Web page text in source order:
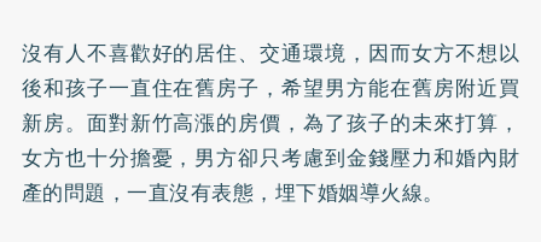
沒有人不喜歡好的居住、交通環境，因而女方不想以
後和孩子一直住在舊房子，希望男方能在舊房附近買
新房。面對新竹高漲的房價，為了孩子的未來打算，
女方也十分擔憂，男方卻只考慮到金錢壓力和婚內財
產的問題，一直沒有表態，埋下婚姻導火線。